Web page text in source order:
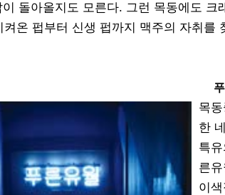
돌아올지도 모른다. 그런 목동에도
켜온 펍부터 신생 펍까지 맥주의 자취를
목
한
특
른
이